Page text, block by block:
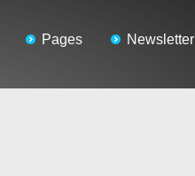
Pages Newsletter